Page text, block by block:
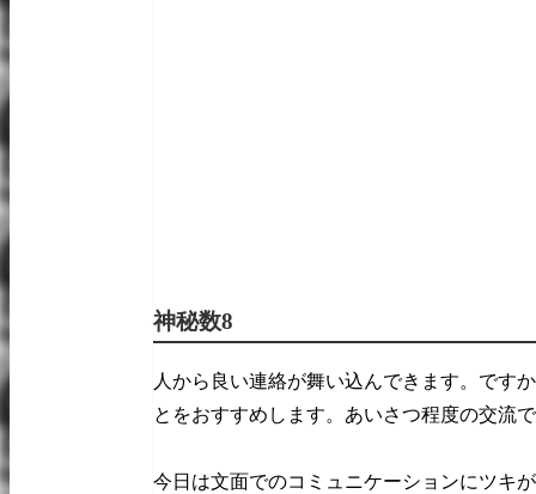
神秘数8
人から良い連絡が舞い込んできます。です
とをおすすめします。あいさつ程度の交流
今日は文面でのコミュニケーションにツキ